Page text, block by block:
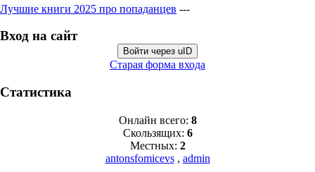
Лучшие книги 2025 про попаданцев ---
Вход на сайт
Войти через uID
Старая форма входа
Статистика
Онлайн всего: 8
Скользящих: 6
Местных: 2
antonsfomicevs, admin